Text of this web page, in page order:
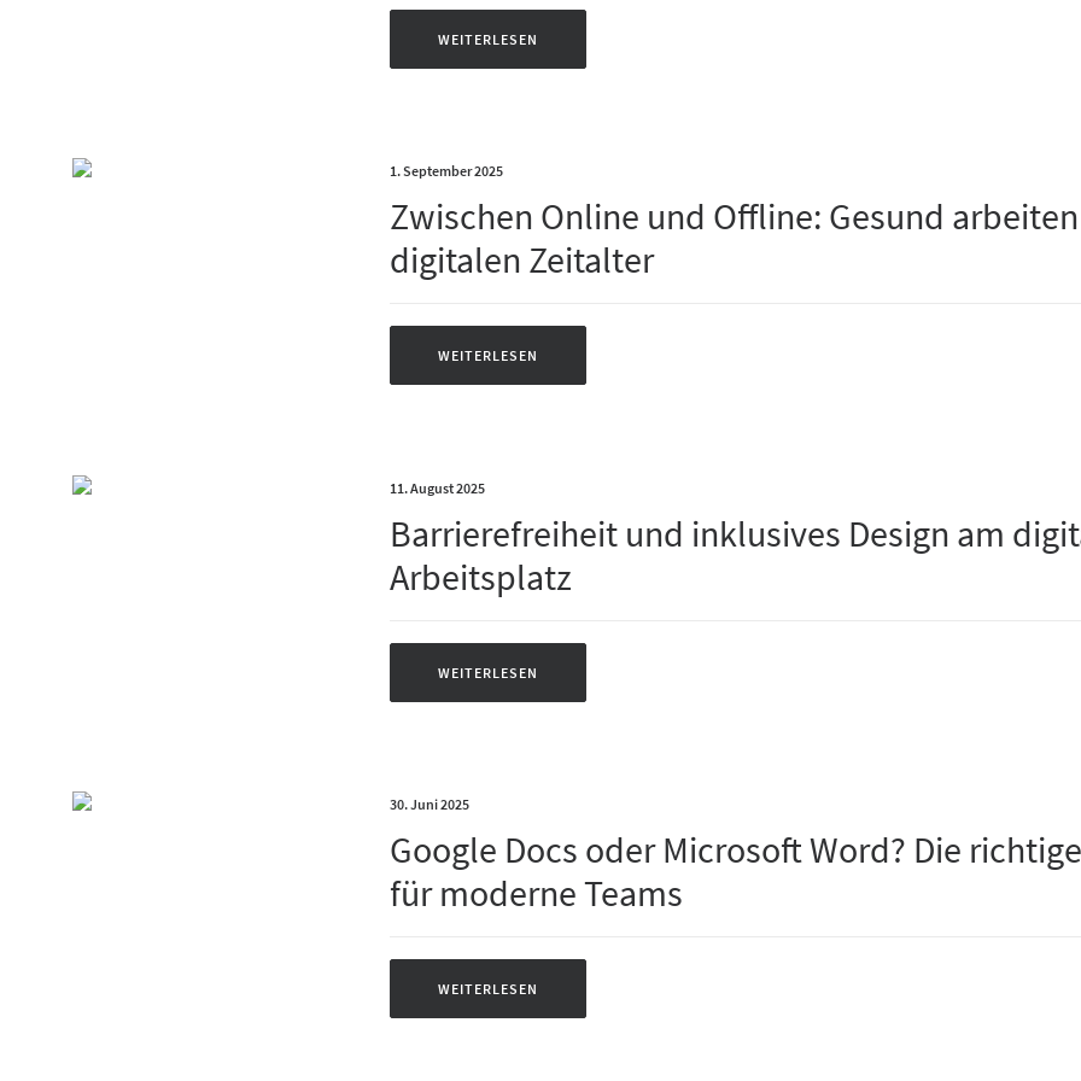
WEITERLESEN
1. September 2025
Zwischen Online und Offline: Gesund
digitalen Zeitalter
WEITERLESEN
11. August 2025
Barrierefreiheit und inklusives Design am
Arbeitsplatz
WEITERLESEN
30. Juni 2025
Google Docs oder Microsoft Word? Die
für moderne Teams
WEITERLESEN